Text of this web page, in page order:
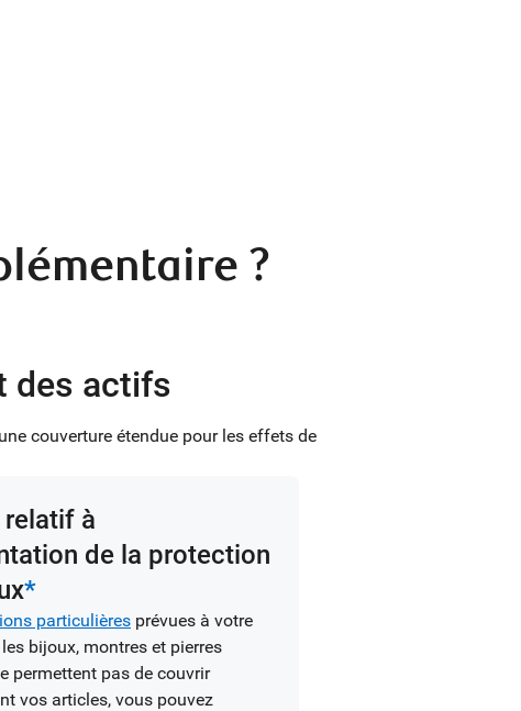
?
des actifs
couverture étendue pour les effets de
relatif à
de la protection
*
particulières prévues à votre
bijoux, montres et pierres
permettent pas de couvrir
vos articles, vous pouvez